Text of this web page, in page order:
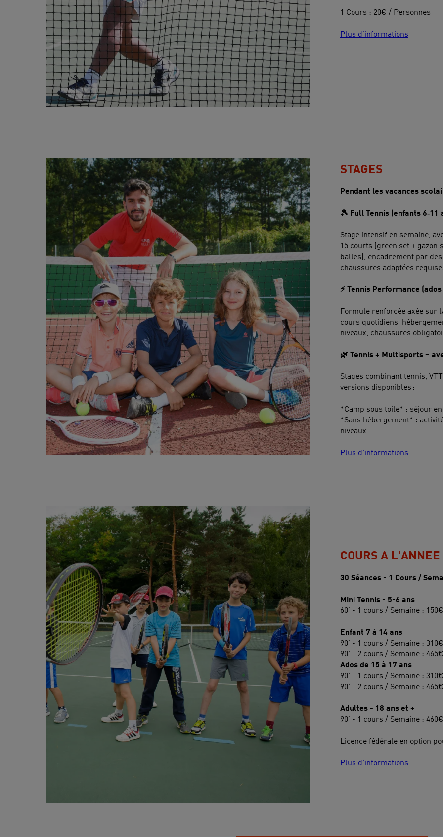
1 Cours : 20€ / Personnes
Plus d'informations
STAGES
Pendant les vacances
🎾 Full Tennis (enfants 6‑11
Stage intensif en semaine,
15 courts (green set +
balles), encadrement par
chaussures adaptées
⚡ Tennis Performance (ados
Formule renforcée axée sur
cours quotidiens,
niveaux, chaussures
🌿 Tennis + Multisports –
Stages combinant tennis,
versions disponibles :
*Camp sous toile* : séjour
*Sans hébergement* :
niveaux
Plus d'informations
COURS A L'ANNEE
30 Séances - 1 Cours /
Mini Tennis - 5-6 ans
60' - 1 cours / Semaine : 150€
Enfant 7 à 14 ans
90' - 1 cours / Semaine : 310€
90' - 2 cours / Semaine : 465€
Ados de 15 à 17 ans
90' - 1 cours / Semaine : 310€
90' - 2 cours / Semaine : 465€
Adultes - 18 ans et +
90' - 1 cours / Semaine : 460€
Licence fédérale en option
Plus d'informations